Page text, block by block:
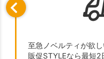
至急ノベルティが欲し
販促STYLEなら最短